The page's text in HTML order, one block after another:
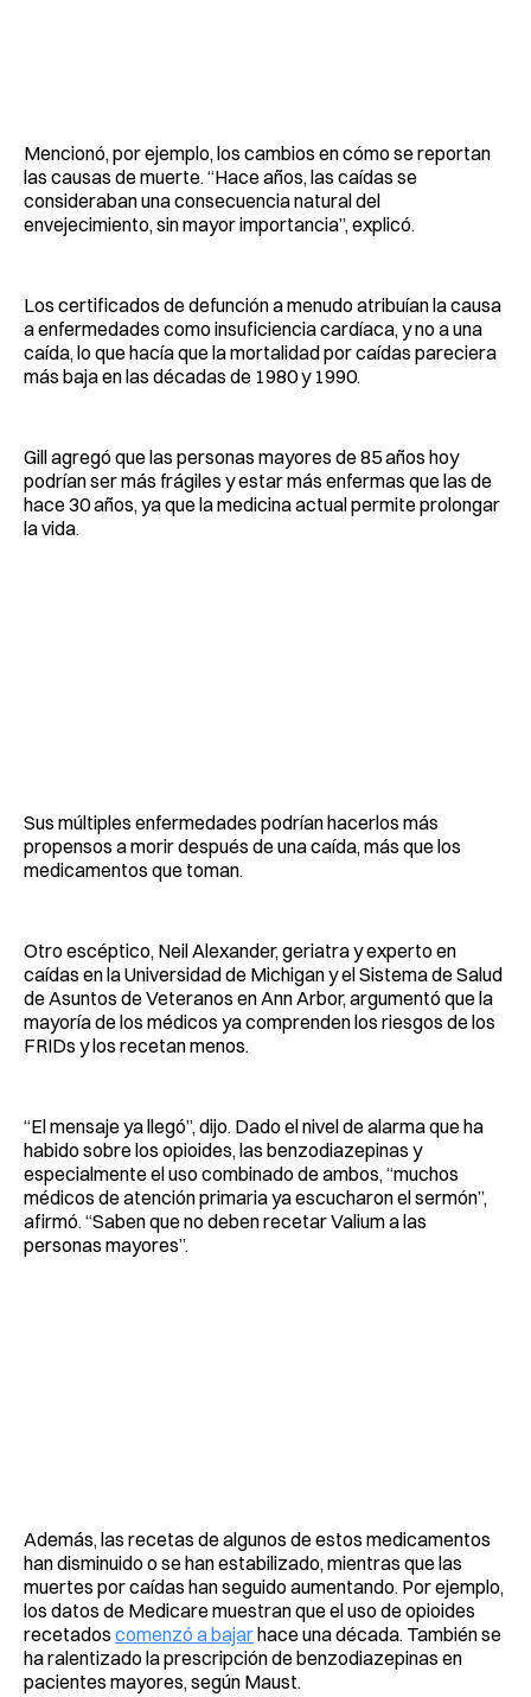
Mencionó, por ejemplo, los cambios en cómo se reportan
las causas de muerte. “Hace años, las caídas se
consideraban una consecuencia natural del
envejecimiento, sin mayor importancia”, explicó.
Los certificados de defunción a menudo atribuían la causa
a enfermedades como insuficiencia cardíaca, y no a una
caída, lo que hacía que la mortalidad por caídas pareciera
más baja en las décadas de 1980 y 1990.
Gill agregó que las personas mayores de 85 años hoy
podrían ser más frágiles y estar más enfermas que las de
hace 30 años, ya que la medicina actual permite prolongar
la vida.
Sus múltiples enfermedades podrían hacerlos más
propensos a morir después de una caída, más que los
medicamentos que toman.
Otro escéptico, Neil Alexander, geriatra y experto en
caídas en la Universidad de Michigan y el Sistema de Salud
de Asuntos de Veteranos en Ann Arbor, argumentó que la
mayoría de los médicos ya comprenden los riesgos de los
FRIDs y los recetan menos.
“El mensaje ya llegó”, dijo. Dado el nivel de alarma que ha
habido sobre los opioides, las benzodiazepinas y
especialmente el uso combinado de ambos, “muchos
médicos de atención primaria ya escucharon el sermón”,
afirmó. “Saben que no deben recetar Valium a las
personas mayores”.
Además, las recetas de algunos de estos medicamentos
han disminuido o se han estabilizado, mientras que las
muertes por caídas han seguido aumentando. Por ejemplo,
los datos de Medicare muestran que el uso de opioides
recetados comenzó a bajarhace una década. También se
ha ralentizado la prescripción de benzodiazepinas en
pacientes mayores, según Maust.